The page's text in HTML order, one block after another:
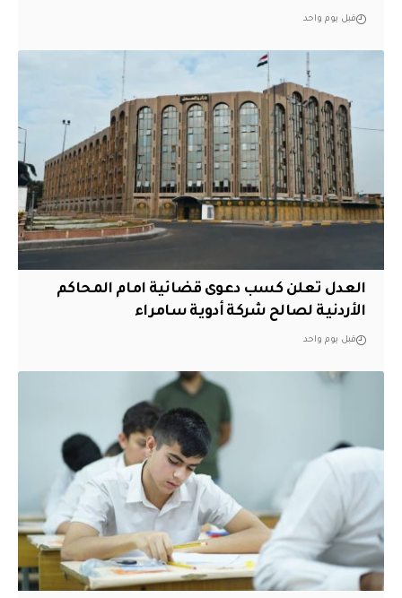
قبل يوم واحد
العدل تعلن كسب دعوى قضائية امام المحاكم
الأردنية لصالح شركة أدوية سامراء
قبل يوم واحد